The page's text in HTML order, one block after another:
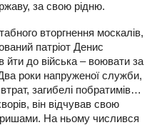
за свою рідню.
вторгнення москалів,
патріот Денис
йти до війська – воювати за
роки напруженої служби,
загибелі побратимів…
він відчував свою
На ньому числився